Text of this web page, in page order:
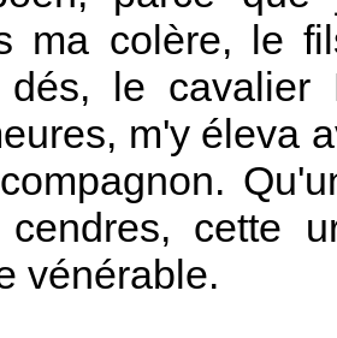
ma colère, le
dés, le cavalier
m'y éleva
cendres, cette
vénérable.